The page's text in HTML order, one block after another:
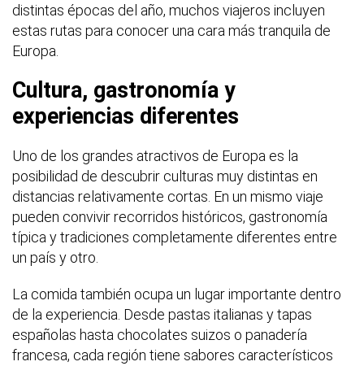
distintas épocas del año, muchos viajeros incluyen
estas rutas para conocer una cara más tranquila de
Europa.
Cultura, gastronomía y
experiencias diferentes
Uno de los grandes atractivos de Europa es la
posibilidad de descubrir culturas muy distintas en
distancias relativamente cortas. En un mismo viaje
pueden convivir recorridos históricos, gastronomía
típica y tradiciones completamente diferentes entre
un país y otro.
La comida también ocupa un lugar importante dentro
de la experiencia. Desde pastas italianas y tapas
españolas hasta chocolates suizos o panadería
francesa, cada región tiene sabores característicos